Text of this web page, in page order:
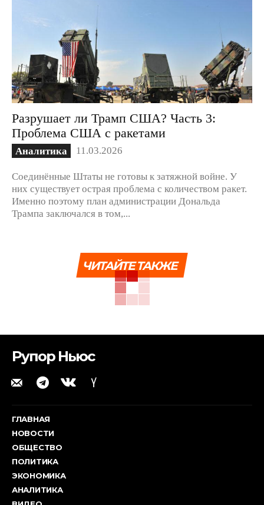
Разрушает ли Трамп США? Часть 3:
Проблема США с ракетами
Аналитика 11.03.2026
Соединённые Штаты не готовы к затяжной войне. У
них существует острая проблема с количеством ракет.
Именно поэтому план администрации Дональда
Трампа заключался в том,...
ЧИТАЙТЕ ТАКЖЕ
Рупор Ньюс
ГЛАВНАЯ
НОВОСТИ
ОБЩЕСТВО
ПОЛИТИКА
ЭКОНОМИКА
АНАЛИТИКА